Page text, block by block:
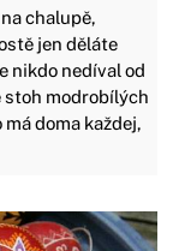
chalupě,
jen děláte
nikdo nedíval od
stoh modrobílých
doma každej,